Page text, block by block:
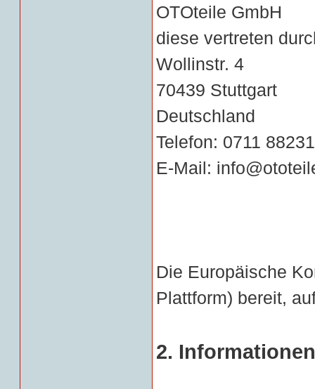
OTOteile GmbH
diese vertreten
Wollinstr. 4
70439 Stuttgart
Deutschland
Telefon: 0711
E-Mail:
Die Europäische
Plattform) bereit,
2.